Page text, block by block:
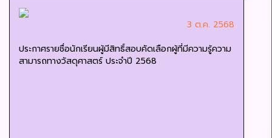
3 ต.ค. 2568
ประกาศรายชื่อนักเรียนผู้มีสิทธิ์สอบคัดเลือกผู้ที่มีความรู้ความ
สามารถทางวัสดุศาสตร์ ประจำปี 2568